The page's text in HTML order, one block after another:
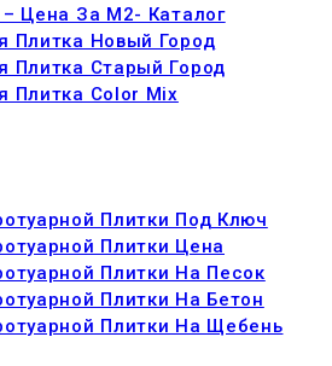
– Цена За М2- Каталог
Плитка Новый Город
Плитка Старый Город
Плитка Color Mix
Плитки Под Ключ
Плитки Цена
Плитки На Песок
Плитки На Бетон
Плитки На Щебень